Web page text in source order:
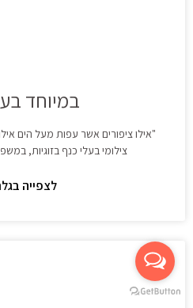
במיוחד
"אילו ציפורים אשר עפות מעל הים
צילומי בעלי כנף בזוגיות,
לצפייה